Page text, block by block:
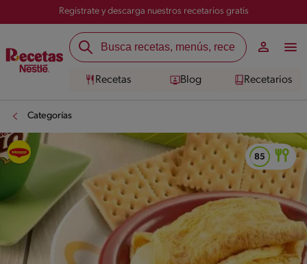
Registrate y descarga nuestros recetarios gratis
Recetas Blog Recetarios
Categorías